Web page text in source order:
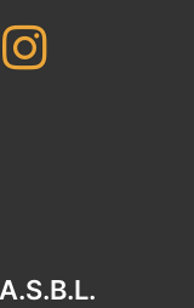
Instagram